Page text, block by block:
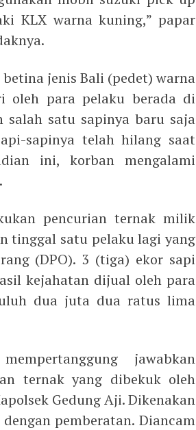
KLX warna kuning,” papar
jenis Bali (pedet) warna
oleh para pelaku berada di
salah satu sapinya baru saja
sapinya telah hilang saat
ini, korban mengalami
pencurian ternak milik
tinggal satu pelaku lagi yang
(DPO). 3 (tiga) ekor sapi
kejahatan dijual oleh para
dua juta dua ratus lima
jawabkan
ternak yang dibekuk oleh
Gedung Aji. Dikenakan
pemberatan. Diancam